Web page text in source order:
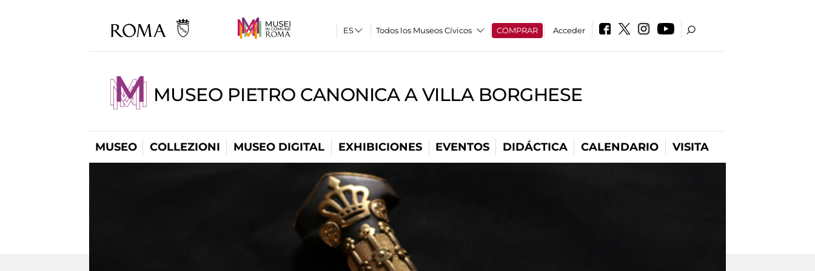
Todos los Museos Cívicos COMPRAR Acceder
MUSEO PIETRO CANONICA A VILLA BORGHESE
MUSEO COLLEZIONI MUSEO DIGITAL EXHIBICIONES EVENTOS DIDÁCTICA CALENDARIO VISITA